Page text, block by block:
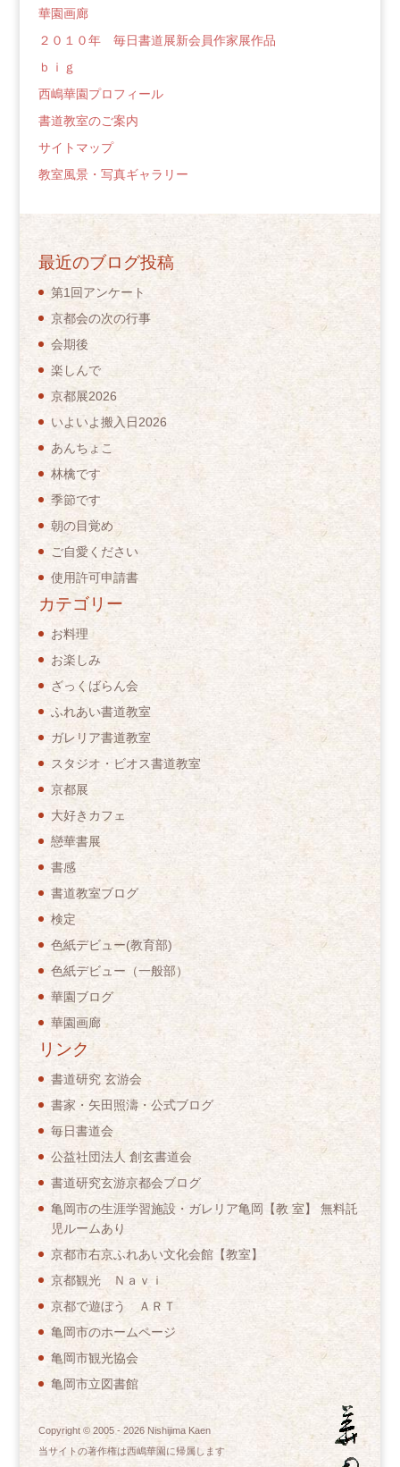
華園画廊
２０１０年 毎日書道展新会員作家展作品
ｂｉｇ
西嶋華園プロフィール
書道教室のご案内
サイトマップ
教室風景・写真ギャラリー
最近のブログ投稿
第1回アンケート
京都会の次の行事
会期後
楽しんで
京都展2026
いよいよ搬入日2026
あんちょこ
林檎です
季節です
朝の目覚め
ご自愛ください
使用許可申請書
カテゴリー
お料理
お楽しみ
ざっくばらん会
ふれあい書道教室
ガレリア書道教室
スタジオ・ビオス書道教室
京都展
大好きカフェ
戀華書展
書感
書道教室ブログ
検定
色紙デビュー(教育部)
色紙デビュー（一般部）
華園ブログ
華園画廊
リンク
書道研究 玄游会
書家・矢田照濤・公式ブログ
毎日書道会
公益社団法人 創玄書道会
書道研究玄游京都会ブログ
亀岡市の生涯学習施設・ガレリア亀岡【教 室】 無料託
児ルームあり
京都市右京ふれあい文化会館【教室】
京都観光 Ｎａｖｉ
京都で遊ぼう ＡＲＴ
亀岡市のホームページ
亀岡市観光協会
亀岡市立図書館
Copyright © 2005 - 2026Nishijima Kaen
当サイトの著作権は西嶋華園に帰属します